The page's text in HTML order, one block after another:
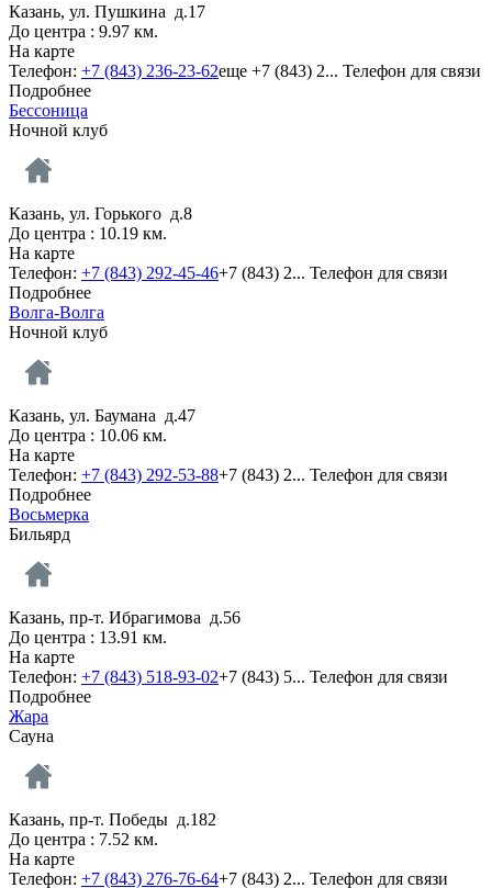
Казань, ул. Пушкина д.17
До центра : 9.97 км.
На карте
Телефон: +7 (843) 236-23-62еще +7 (843) 2... Телефон для связи
Подробнее
Бессоница
Ночной клуб
Казань, ул. Горького д.8
До центра : 10.19 км.
На карте
Телефон: +7 (843) 292-45-46+7 (843) 2... Телефон для связи
Подробнее
Волга-Волга
Ночной клуб
Казань, ул. Баумана д.47
До центра : 10.06 км.
На карте
Телефон: +7 (843) 292-53-88+7 (843) 2... Телефон для связи
Подробнее
Восьмерка
Бильярд
Казань, пр-т. Ибрагимова д.56
До центра : 13.91 км.
На карте
Телефон: +7 (843) 518-93-02+7 (843) 5... Телефон для связи
Подробнее
Жара
Сауна
Казань, пр-т. Победы д.182
До центра : 7.52 км.
На карте
Телефон: +7 (843) 276-76-64+7 (843) 2... Телефон для связи